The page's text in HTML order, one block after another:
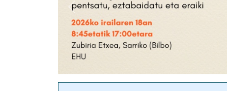
&lsaquo; Anterior